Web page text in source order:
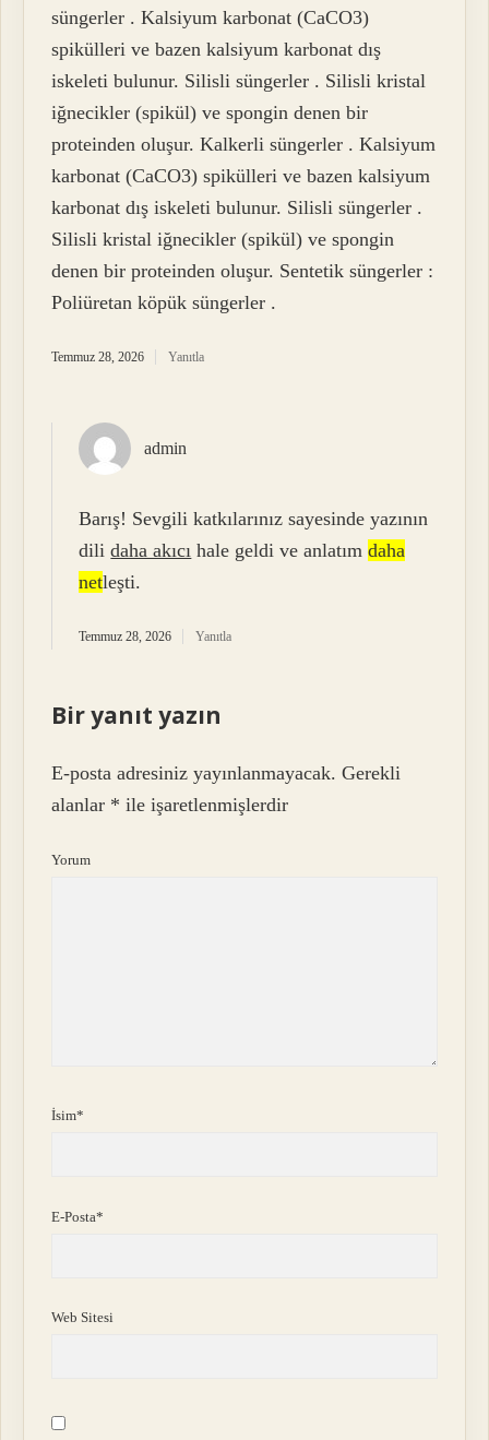
süngerler . Kalsiyum karbonat (CaCO3)
spikülleri ve bazen kalsiyum karbonat dış
iskeleti bulunur. Silisli süngerler . Silisli kristal
iğnecikler (spikül) ve spongin denen bir
proteinden oluşur. Kalkerli süngerler . Kalsiyum
karbonat (CaCO3) spikülleri ve bazen kalsiyum
karbonat dış iskeleti bulunur. Silisli süngerler .
Silisli kristal iğnecikler (spikül) ve spongin
denen bir proteinden oluşur. Sentetik süngerler :
Poliüretan köpük süngerler .
Temmuz 28, 2026 Yanıtla
admin
Barış! Sevgili katkılarınız sayesinde yazının
dilidaha akıcı hale geldi ve anlatımdaha
netleşti.
Temmuz 28, 2026 Yanıtla
Bir yanıt yazın
E-posta adresiniz yayınlanmayacak. Gerekli
alanlar * ile işaretlenmişlerdir
Yorum
İsim*
E-Posta*
Web Sitesi